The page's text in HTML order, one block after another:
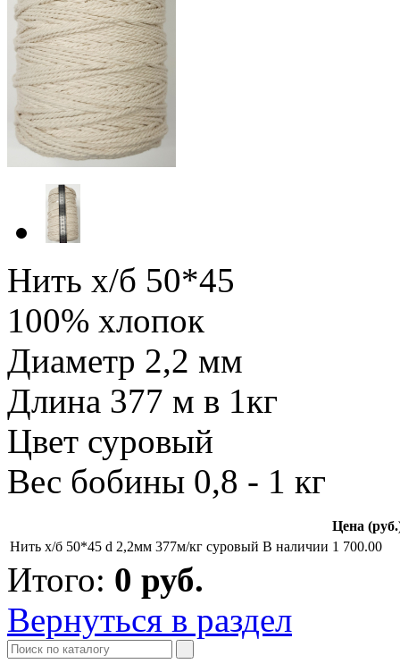
Нить х/б 50*45
100% хлопок
Диаметр 2,2 мм
Длина 377 м в 1кг
Цвет суровый
Вес бобины 0,8 - 1 кг
Цена
Нить х/б 50*45 d 2,2мм 377м/кг суровый В наличии 1 700.00
Итого: 0 руб.
Вернуться в раздел